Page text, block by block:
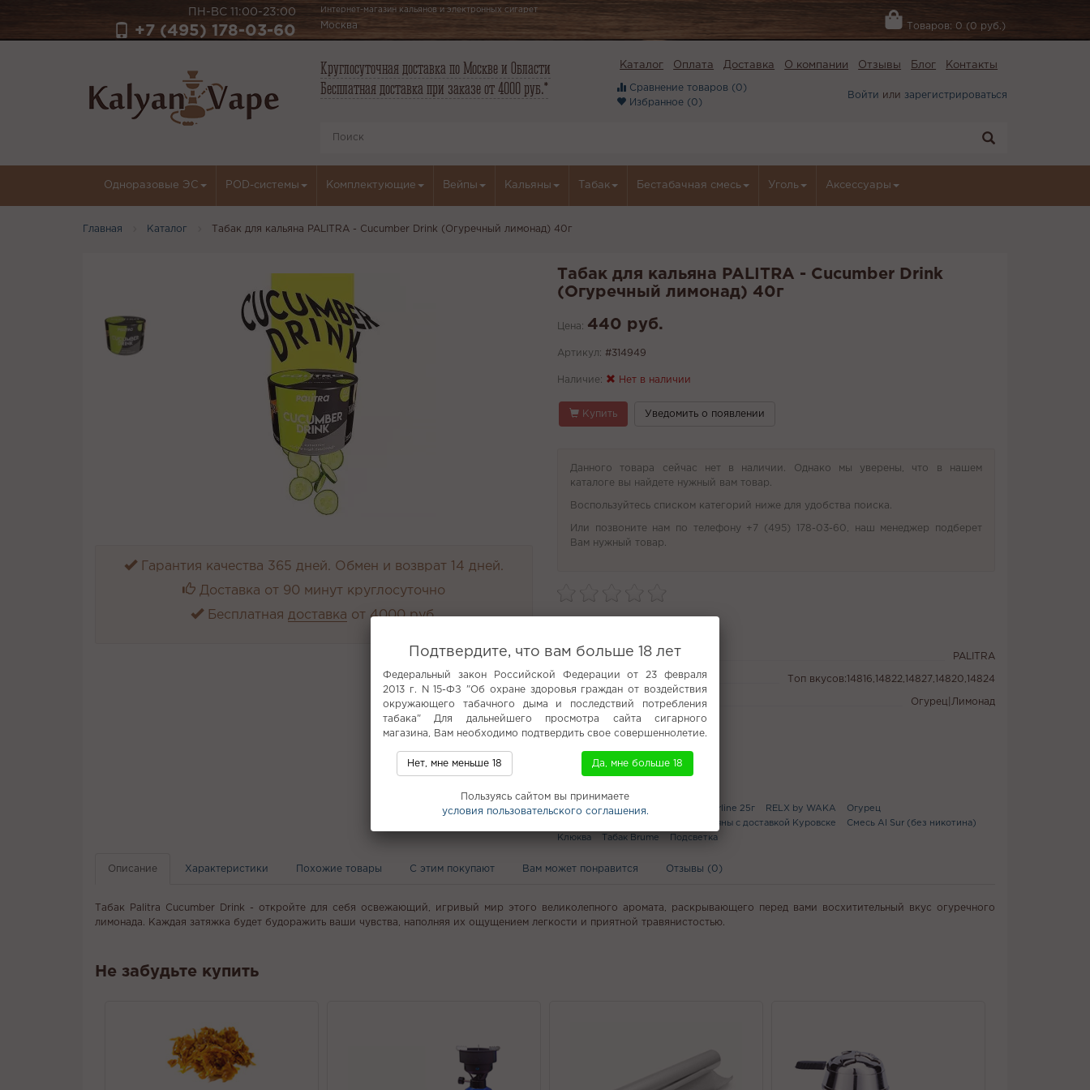
ПН-ВС 11:00-23:00
+7 (495) 178-03-60
Интернет-магазин кальянов и электронных сигарет
Москва Товаров: 0 (0 руб.)
Круглосуточная доставка по Москве и Области
Бесплатная доставка при заказе от 4000 руб.*
Каталог Оплата Доставка О компании Отзывы Блог Контакты
Сравнение товаров (0)
Избранное (0)
Войти или зарегистрироваться
Одноразовые ЭС POD-системы Комплектующие Вейпы Кальяны Табак Бестабачная смесь Уголь Аксессуары
Главная Каталог Табак для кальяна PALITRA - Cucumber Drink (Огуречный лимонад) 40г
Гарантия качества 365 дней. Обмен и возврат 14 дней.
Доставка от 90 минут круглосуточно
Бесплатная доставка от 4000 руб.
Табак для кальяна PALITRA - Cucumber Drink
(Огуречный лимонад) 40г
Цена: 440 руб.
Артикул: #314949
Наличие: Нет в наличии
Купить Уведомить о появлении
Данного товара сейчас нет в наличии. Однако мы уверены, что в нашем
каталоге вы найдете нужный вам товар.
Воспользуйтесь списком категорий ниже для удобства поиска.
Или позвоните нам по телефону +7 (495) 178-03-60, наш менеджер подберет
Вам нужный товар.
Производитель PALITRA
Варианты Топ вкусов:14816,14822,14827,14820,14824
Вкус Огурец|Лимонад
Все характеристики
Быстроразжигающийся уголь Starline 25г RELX by WAKA
Огурец
Кальяны с доставкой Куровске
Смесь Al Sur (без никотина)
Клюква
Табак Brume Подсветка
Описание Характеристики Похожие товары С этим покупают Вам может понравится Отзывы (0)
Табак Palitra Cucumber Drink - откройте для себя освежающий, игривый мир этого великолепного аромата, раскрывающего перед вами восхитительный вкус огуречного
лимонада. Каждая затяжка будет будоражить ваши чувства, наполняя их ощущением легкости и приятной травянистостью.
Не забудьте купить
Подтвердите, что вам больше 18 лет
Федеральный закон Российской Федерации от 23 февраля
2013 г. N 15-ФЗ "Об охране здоровья граждан от воздействия
окружающего табачного дыма и последствий потребления
табака" Для дальнейшего просмотра сайта сигарного
магазина, Вам необходимо подтвердить свое совершеннолетие.
Нет, мне меньше 18 Да, мне больше 18
Пользуясь сайтом вы принимаете
условия пользовательского соглашения.